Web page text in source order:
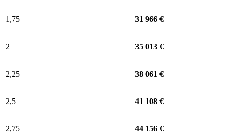
1,75 31 966 €
2 35 013 €
2,25 38 061 €
2,5 41 108 €
2,75 44 156 €